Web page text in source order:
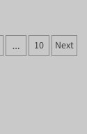
… 10 Next